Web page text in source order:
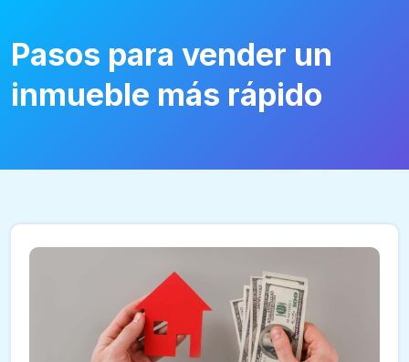
Pasos para vender un
inmueble más rápido